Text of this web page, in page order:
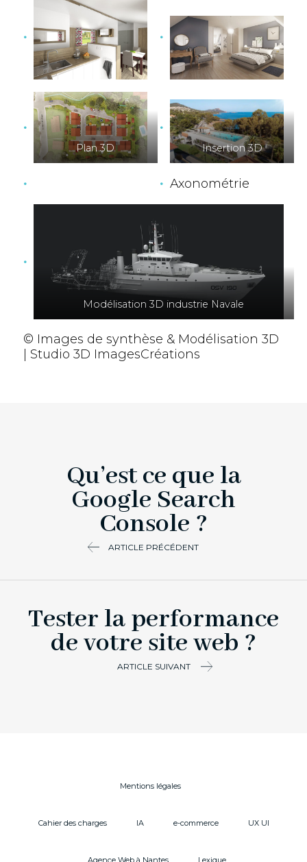
Plan 3D Insertion 3D
Axonométrie
Modélisation 3D industrie Navale
© Images de synthèse & Modélisation 3D
| Studio 3D ImagesCréations
Qu’est ce que la
Google Search
Console ?
ARTICLE PRÉCÉDENT
Tester la performance
de votre site web ?
ARTICLE SUIVANT
Mentions légales
Cahier des charges IA e-commerce UX UI
Agence Web à Nantes Lexique